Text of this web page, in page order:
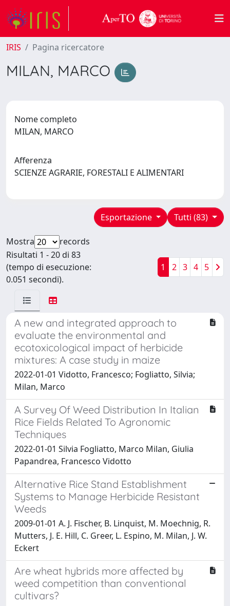
IRIS Pagina ricercatore
MILAN, MARCO
Nome completo
MILAN, MARCO
Afferenza
SCIENZE AGRARIE, FORESTALI E ALIMENTARI
Tutti (83)
Esportazione
Mostra
records
Risultati 1 - 20 di 83
(tempo di esecuzione:
0.051 secondi).
1 2 3 4 5
A new and integrated approach to
evaluate the environmental and
ecotoxicological impact of herbicide
mixtures: A case study in maize
2022-01-01 Vidotto, Francesco; Fogliatto, Silvia;
Milan, Marco
A Survey Of Weed Distribution In Italian
Rice Fields Related To Agronomic
Techniques
2022-01-01 Silvia Fogliatto, Marco Milan, Giulia
Papandrea, Francesco Vidotto
Alternative Rice Stand Establishment
Systems to Manage Herbicide Resistant
Weeds
2009-01-01 A. J. Fischer, B. Linquist, M. Moechnig, R.
Mutters, J. E. Hill, C. Greer, L. Espino, M. Milan, J. W.
Eckert
Are wheat hybrids more affected by
weed competition than conventional
cultivars?